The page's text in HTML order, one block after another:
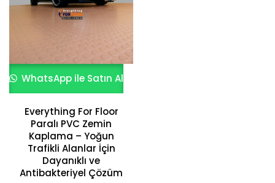
WhatsApp ile Satın Al
Everything For Floor
Paralı PVC Zemin
Kaplama – Yoğun
Trafikli Alanlar İçin
Dayanıklı ve
Antibakteriyel Çözüm